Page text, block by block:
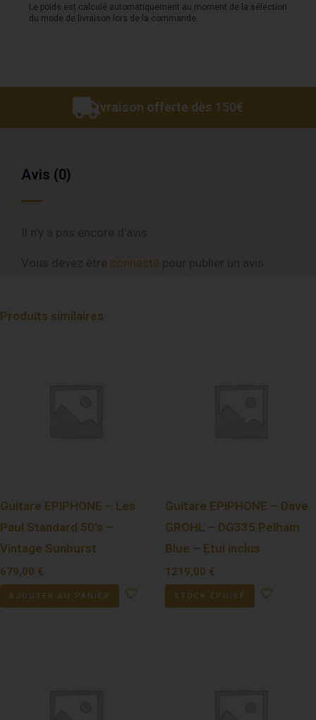
Black
Le poids est calculé automatiquement au moment de la sélection
du mode de livraison lors de la commande.
Livraison offerte dès 150€
Avis (0)
connecté
Produits similaires
Guitare EPIPHONE – Les
Paul Standard 50’s –
Vintage Sunburst
679,00 €
AJOUTER AU PANIER
Guitare EPIPHONE – Dave
GROHL – DG335 Pelham
Blue – Etui inclus
1219,00 €
STOCK ÉPUISÉ